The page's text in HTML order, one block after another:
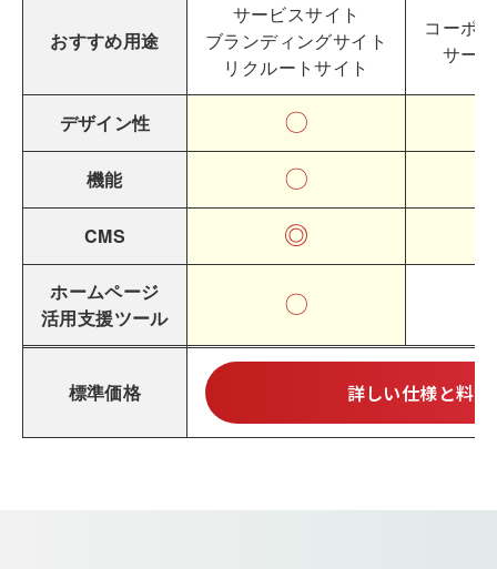
おすすめ用途
サービスサイト
ブランディングサイト
リクルートサイト
コーポ
サー
デザイン性 〇
機能 〇
CMS ◎
ホームページ
活用支援ツール
〇
標準価格 詳しい仕様と料